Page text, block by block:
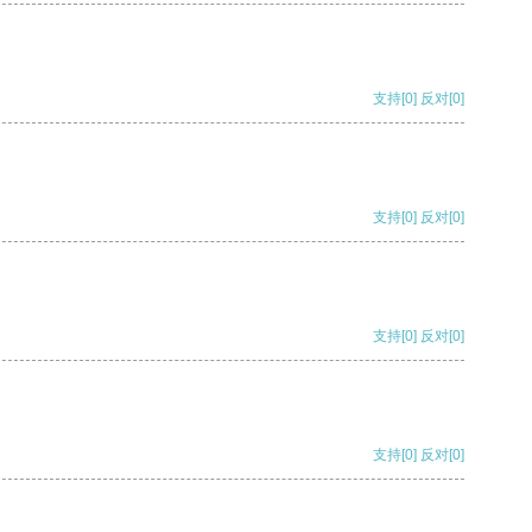
支持[0] 反对[0]
支持[0] 反对[0]
支持[0] 反对[0]
支持[0] 反对[0]